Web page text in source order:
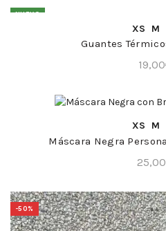
NUEVO
COMPRA
XS M
Guantes
19,00
COMPRA
XS M
Máscara Negra
25,00
-50%